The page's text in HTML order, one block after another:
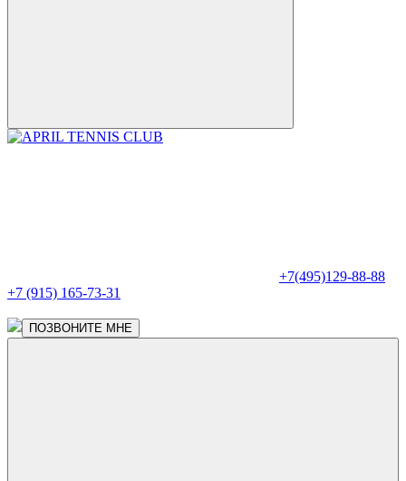
+7(495)129-88-88
+7 (915) 165-73-31
ПОЗВОНИТЕ МНЕ